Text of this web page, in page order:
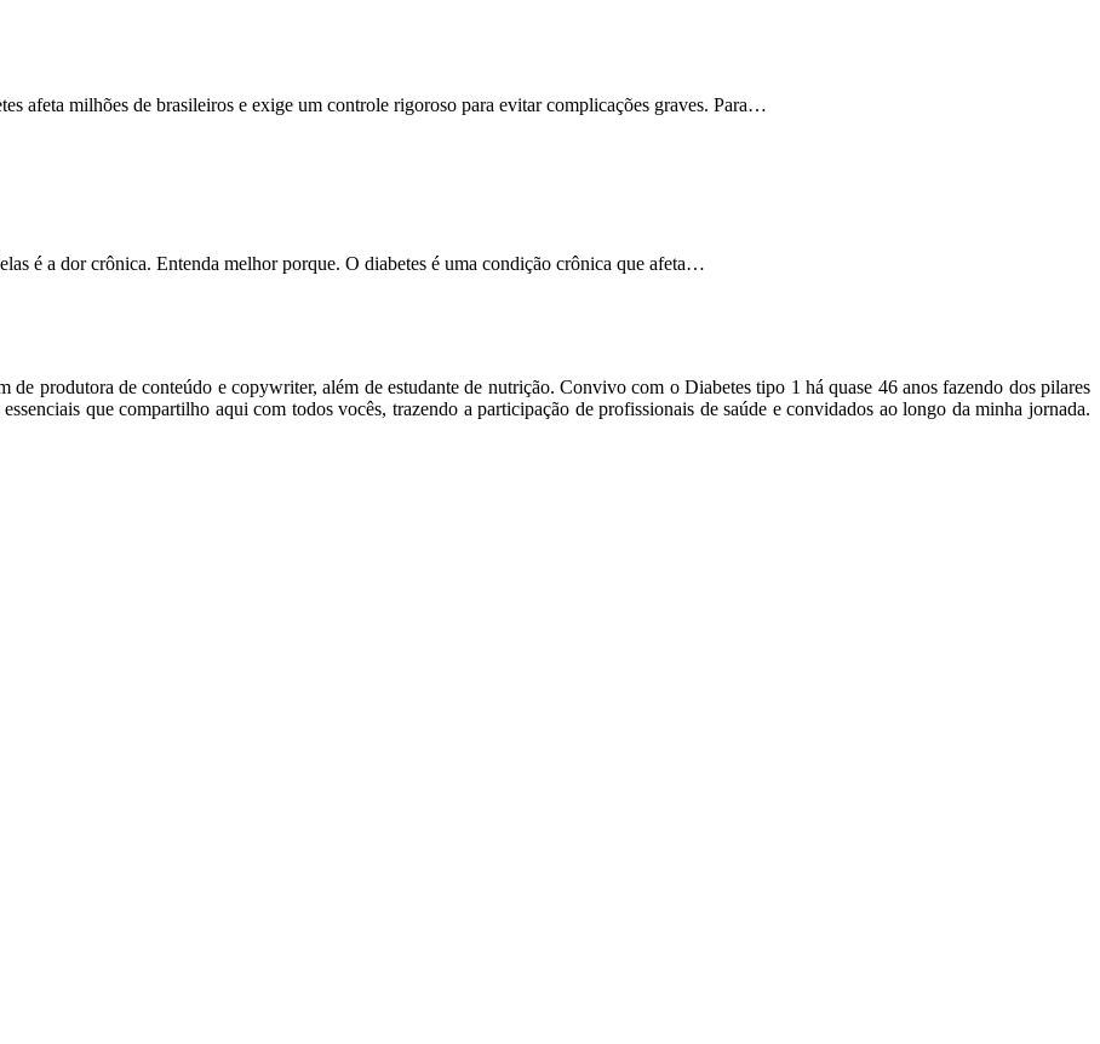
afeta milhões de brasileiros e exige um controle rigoroso para evitar complicações graves. Para…
é a dor crônica. Entenda melhor porque. O diabetes é uma condição crônica que afeta…
produtora de conteúdo e copywriter, além de estudante de nutrição. Convivo com o Diabetes tipo 1 há quase 46 anos fazendo dos pilares
que compartilho aqui com todos vocês, trazendo a participação de profissionais de saúde e convidados ao longo da minha jornada.